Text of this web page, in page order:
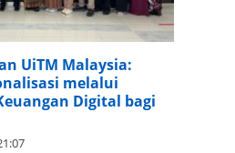
UiTM Malaysia:
melalui
Digital bagi